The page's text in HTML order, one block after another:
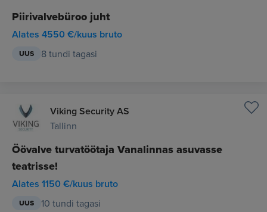
Piirivalvebüroo juht
Alates 4550 €/kuus bruto
UUS 8 tundi tagasi
Viking Security AS
Tallinn
Öövalve turvatöötaja Vanalinnas asuvasse
teatrisse!
Alates 1150 €/kuus bruto
UUS 10 tundi tagasi